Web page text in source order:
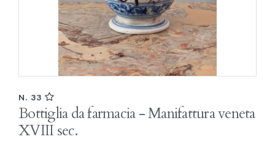
N. 33
Bottiglia da farmacia - Manifattura veneta
XVIII sec.